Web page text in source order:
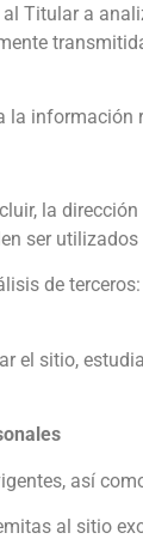
Titular a
la
ser
de terceros:
sitio,
así
al sitio